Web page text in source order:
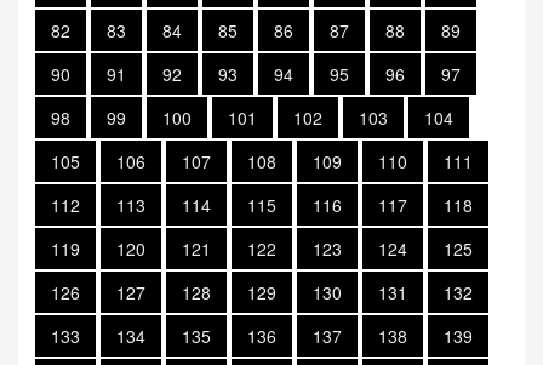
82
83 84 85 86 87 88
89
90
91 92 93 94 95 96
97
98
99 100 101 102 103
104
105
106 107 108 109 110
111
112
113 114 115 116 117
118
119
120 121 122 123 124
125
126
127 128 129 130 131
132
133
134 135 136 137 138
139